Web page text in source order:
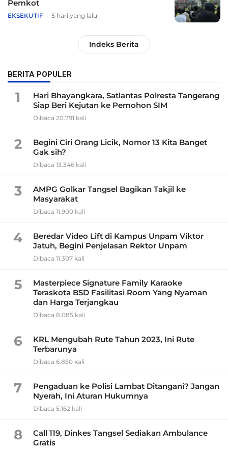
Pemkot
EKSEKUTIF 5 hari yang lalu
Indeks Berita
BERITA POPULER
1
Hari Bhayangkara, Satlantas Polresta Tangerang
Siap Beri Kejutan ke Pemohon SIM
Dibaca 20.791 kali
2
Begini Ciri Orang Licik, Nomor 13 Kita Banget
Gak sih?
Dibaca 13.346 kali
3
AMPG Golkar Tangsel Bagikan Takjil ke
Masyarakat
Dibaca 11.900 kali
4
Beredar Video Lift di Kampus Unpam Viktor
Jatuh, Begini Penjelasan Rektor Unpam
Dibaca 11.307 kali
5
Masterpiece Signature Family Karaoke
Teraskota BSD Fasilitasi Room Yang Nyaman
dan Harga Terjangkau
Dibaca 8.085 kali
6
KRL Mengubah Rute Tahun 2023, Ini Rute
Terbarunya
Dibaca 6.850 kali
7
Pengaduan ke Polisi Lambat Ditangani? Jangan
Nyerah, Ini Aturan Hukumnya
Dibaca 5.162 kali
8
Call 119, Dinkes Tangsel Sediakan Ambulance
Gratis